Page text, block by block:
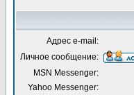
Адрес e-mail:
Личное сообщение:
MSN Messenger:
Yahoo Messenger: